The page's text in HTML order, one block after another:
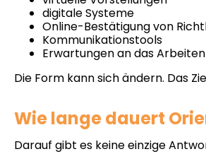
digitale Systeme
Online-Bestätigung von
Kommunikationstools
Erwartungen an das
Die Form kann sich ändern. Das
Wie lange dauert
Darauf gibt es keine einzige